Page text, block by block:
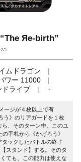
Яe-birth”
”）
ムドラゴン
ワー 11000
ドライブ -
ージが４枚以上で有
う》のリアガードを１枚
、そのターン中、このユ
手札から《かげろう》
ックしたバトルの終了
スタンド】する。そのタ
ても、この能力は使えな